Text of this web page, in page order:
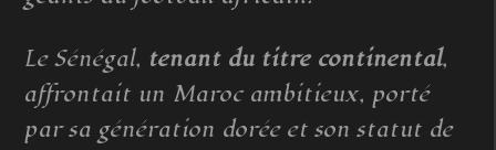
Le Sénégal, tenant du titre continental,
affrontait un Maroc ambitieux, porté
par sa génération dorée et son statut de